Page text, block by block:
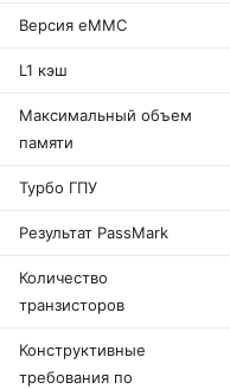
Версия eMMC
L1 кэш
Максимальный объем
памяти
Турбо ГПУ
Результат PassMark
Количество
транзисторов
Конструктивные
требования по